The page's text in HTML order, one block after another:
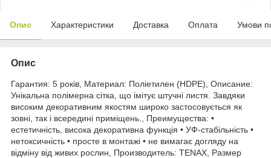
Опис Характеристики Доставка Оплата Умови
Опис
Гарантия: 5 років, Материал: Поліетилен (HDPE), Описание:
Унікальна полімерна сітка, що імітує штучні листя. Завдяки
високим декоративним якостям широко застосовується як
зовні, так і всередині приміщень., Преимущества: •
естетичність, висока декоративна функція • УФ-стабільність •
нетоксичність • просте в монтажі • не вимагає догляду на
відміну від живих рослин, Производитель: TENAX, Размер